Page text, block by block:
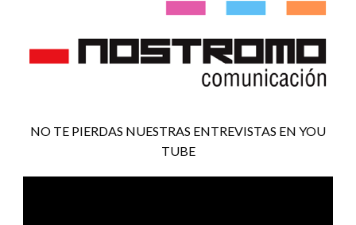
NO TE PIERDAS NUESTRAS ENTREVISTAS EN YOU
TUBE